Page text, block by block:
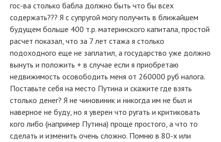
гос-ва столько бабла должно быть что бы всех
содержать??? Я с супругой могу получить в ближайшем
будущем больше 400 т.р. материнского капитала, простой
расчет показал, что за 7 лет стажа я столько
подоходного еще не заплатил, а государство уже должно
вынуть и положить + в случае если я приобретаю
недвижимость осовободить меня от 260000 руб налога.
Поставьте себя на место Путина и скажите где взять
столько денег? Я не чиновиник и никогда им не был и
наверное не буду, но я уверен что ругать и критиковать
кого либо (например Путина) проще простого, а что то
сделать и изменить очень сложно. Помню в 80-х или